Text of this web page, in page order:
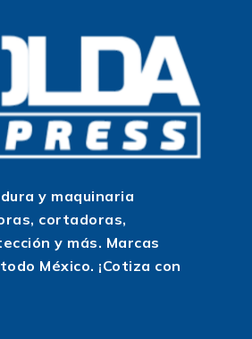
y maquinaria
cortadoras,
y más. Marcas
México. ¡Cotiza con